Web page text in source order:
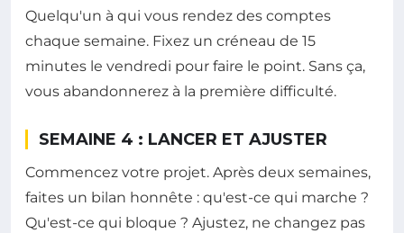
Quelqu'un à qui vous rendez des comptes
chaque semaine. Fixez un créneau de 15
minutes le vendredi pour faire le point. Sans ça,
vous abandonnerez à la première difficulté.
SEMAINE 4 : LANCER ET AJUSTER
Commencez votre projet. Après deux semaines,
faites un bilan honnête : qu'est-ce qui marche ?
Qu'est-ce qui bloque ? Ajustez, ne changez pas